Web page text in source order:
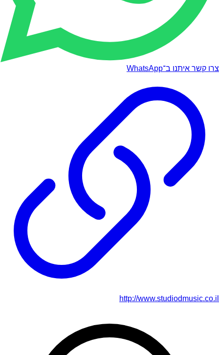
צרו קשר איתנו ב־WhatsApp
http://www.studiodmusic.co.il